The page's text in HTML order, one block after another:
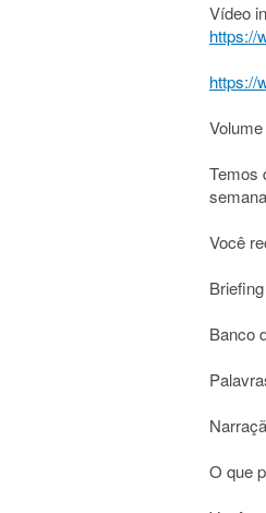
Vídeo
https://
https://
Temos
Você
Banco
O que